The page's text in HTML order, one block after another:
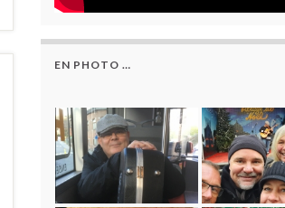
EN PHOTO …